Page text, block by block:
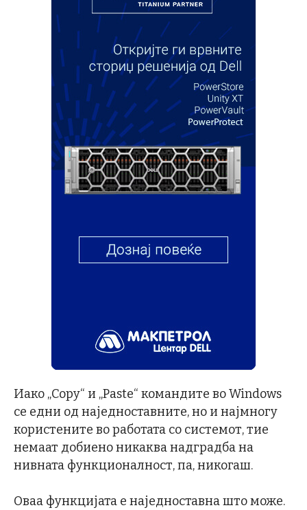
Иако „Copy“ и „Paste“ командите во Windows
се едни од наједноставните, но и најмногу
користените во работата со системот, тие
немаат добиено никаква надградба на
нивната функционалност, па, никогаш.
Оваа функцијата е наједноставна што може.